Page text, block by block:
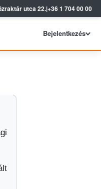
utca 22.|+36 1 704 00 00
Bejelentkezés